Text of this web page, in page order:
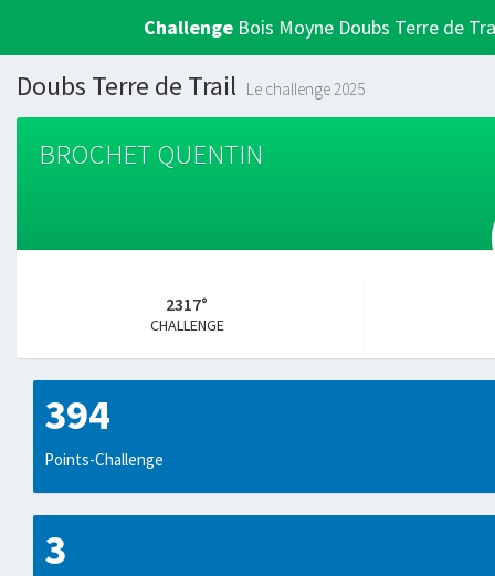
Challenge Bois Moyne Doubs Terre de
Doubs Terre de Trail Le challenge 2025
BROCHET QUENTIN
2317°
CHALLENGE
394
Points-Challenge
3